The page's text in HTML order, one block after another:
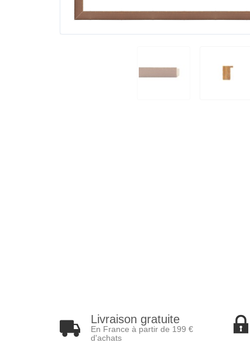
Livraison gratuite
En France à partir de 199 €
d'achats